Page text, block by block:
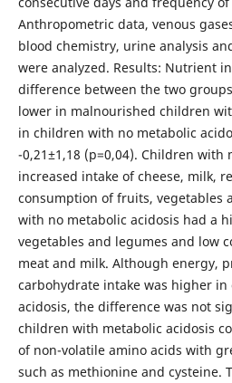
Anthropometric data, venous
blood chemistry, urine analysis
were analyzed. Results: Nutrient
difference between the two
lower in malnourished children
in children with no metabolic
-0,21±1,18 (p=0,04). Children with
increased intake of cheese, milk,
consumption of fruits, vegetables
with no metabolic acidosis had a
vegetables and legumes and low
meat and milk. Although energy,
carbohydrate intake was higher
acidosis, the difference was not
children with metabolic acidosis
of non-volatile amino acids with
such as methionine and cysteine.